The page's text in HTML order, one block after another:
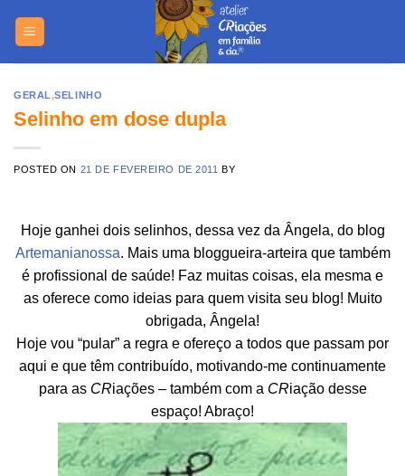
GERAL,SELINHO
Selinho em dose dupla
POSTED ON 21 DE FEVEREIRO DE 2011 BY
Hoje ganhei dois selinhos, dessa vez da Ângela, do blog
Artemanianossa. Mais uma bloggueira-arteira que também
é profissional de saúde! Faz muitas coisas, ela mesma e
as oferece como ideias para quem visita seu blog! Muito
obrigada, Ângela!
Hoje vou “pular” a regra e ofereço a todos que passam por
aqui e que têm contribuído, motivando-me continuamente
para as CRiações – também com a CRiação desse
espaço! Abraço!